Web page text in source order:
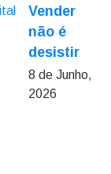
Vender
não é
desistir
8 de Junho,
2026